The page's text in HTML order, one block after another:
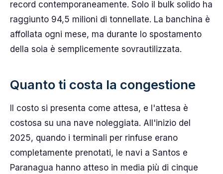
record contemporaneamente. Solo il bulk solido ha
raggiunto 94,5 milioni di tonnellate. La banchina è
affollata ogni mese, ma durante lo spostamento
della soia è semplicemente sovrautilizzata.
Quanto ti costa la congestione
Il costo si presenta come attesa, e l'attesa è
costosa su una nave noleggiata. All'inizio del
2025, quando i terminali per rinfuse erano
completamente prenotati, le navi a Santos e
Paranagua hanno atteso in media più di cinque